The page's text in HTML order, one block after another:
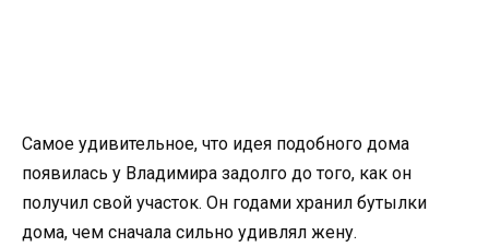
Самое удивительное, что идея подобного дома
появилась у Владимира задолго до того, как он
получил свой участок. Он годами хранил бутылки
дома, чем сначала сильно удивлял жену.